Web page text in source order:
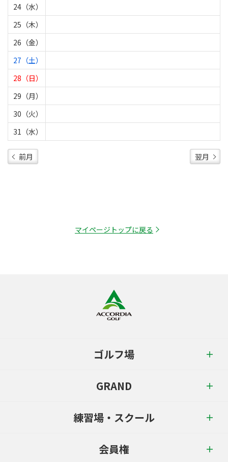
24（水）
25（木）
26（金）
27（土）
28（日）
29（月）
30（火）
31（水）
前月 翌月
マイページトップに戻る
ゴルフ場
GRAND
練習場・スクール
会員権